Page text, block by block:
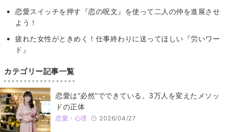
恋愛スイッチを押す『恋の呪文』を使って二人の仲を進展させ
よう！
疲れた女性がときめく！仕事終わりに送ってほしい『労いワー
ド』
カテゴリー記事一覧
恋愛は“必然”でできている。3万人を変えたメソッ
ドの正体
恋愛・心理 2026/04/27